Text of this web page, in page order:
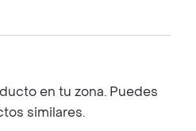
en tu zona. Puedes
similares.